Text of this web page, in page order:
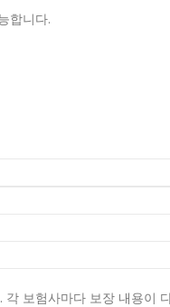
합니다.
각 보험사마다 보장 내용이